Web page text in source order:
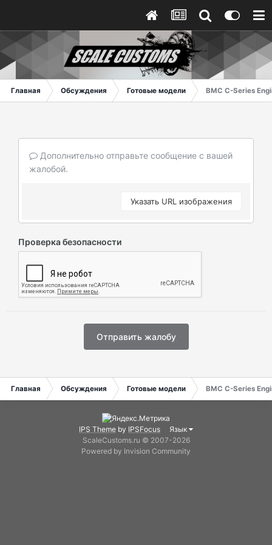
Главная Обсуждения Готовые модели BMC C-Series
Дополнительно отправьте сообщение с вашей
жалобой.
Указать URL изображения
Проверка безопасности
Отправить жалобу
Главная Обсуждения Готовые модели BMC C-Series
IPS Theme by IPSFocus
Язык
ScaleCustoms.ru © 2007-2026
Powered by Invision Community